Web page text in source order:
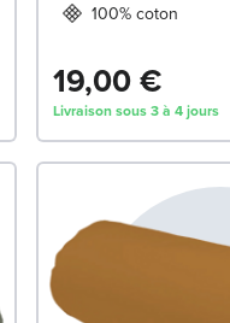
100% coton
19,00 €
Livraison sous 3 à 4 jours